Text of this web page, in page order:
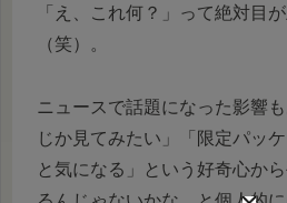
「え、これ何？」って絶対目
（笑）。
ニュースで話題になった影響
じか見てみたい」「限定パッ
と気になる」という好奇心か